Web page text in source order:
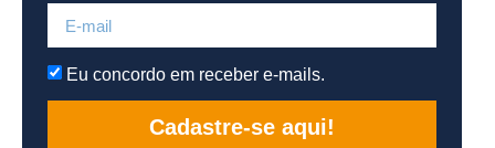
Eu concordo em receber e-mails.
Cadastre-se aqui!